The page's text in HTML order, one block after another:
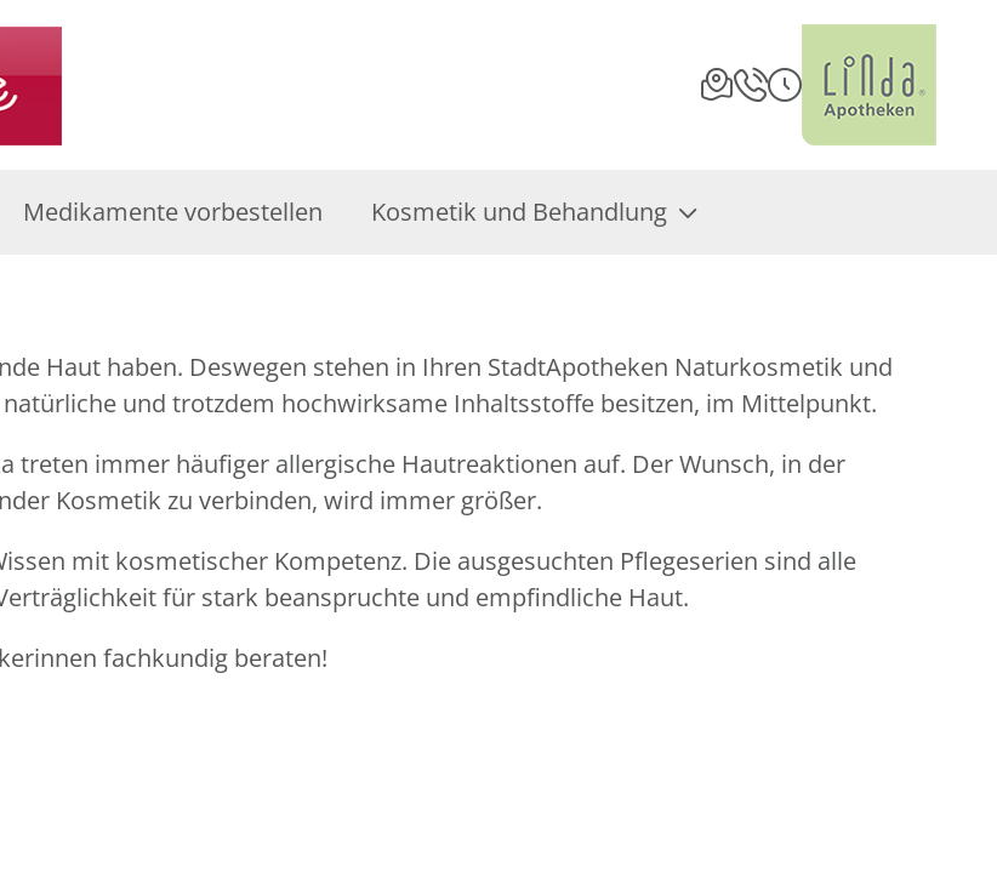
Medikamente vorbestellen Kosmetik und Behandlung
Haut haben. Deswegen stehen in Ihren StadtApotheken Naturkosmetik und
und trotzdem hochwirksame Inhaltsstoffe besitzen, im Mittelpunkt.
immer häufiger allergische Hautreaktionen auf. Der Wunsch, in der
Kosmetik zu verbinden, wird immer größer.
mit kosmetischer Kompetenz. Die ausgesuchten Pflegeserien sind alle
für stark beanspruchte und empfindliche Haut.
fachkundig beraten!